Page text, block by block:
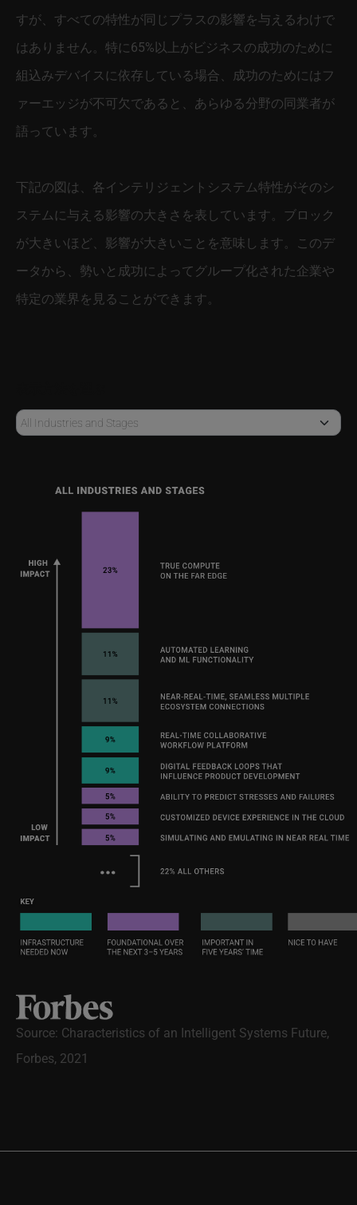
すが、すべての特性が同じプラスの影響を与えるわけで
はありません。特に65%以上がビジネスの成功のために
組込みデバイスに依存している場合、成功のためにはフ
ァーエッジが不可欠であると、あらゆる分野の同業者が
語っています。
下記の図は、各インテリジェントシステム特性がそのシ
ステムに与える影響の大きさを表しています。ブロック
が大きいほど、影響が大きいことを意味します。このデ
ータから、勢いと成功によってグループ化された企業や
特定の業界を見ることができます。
Source: Characteristics of an Intelligent Systems Future,
Forbes, 2021